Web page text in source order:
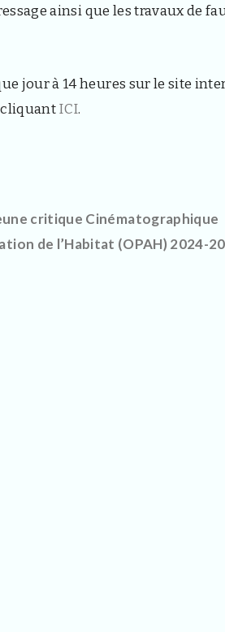
ainsi que les travaux de
jour à 14 heures sur le site
cliquantICI.
critique Cinématographique
de l’Habitat (OPAH) 2024-